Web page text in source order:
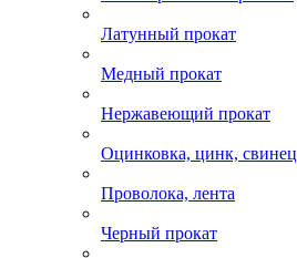
Латунный прокат
Медный прокат
Нержавеющий прокат
Оцинковка, цинк, свинец
Проволока, лента
Черный прокат